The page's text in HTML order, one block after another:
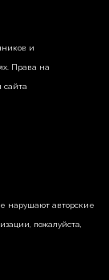
и
Права на
нарушают авторские
пожалуйста,